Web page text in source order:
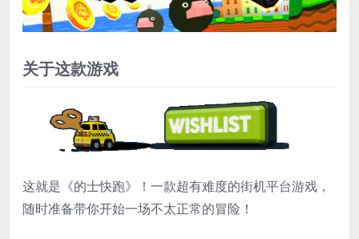
关于这款游戏
这就是《的士快跑》！一款超有难度的街机平台游戏，
随时准备带你开始一场不太正常的冒险！